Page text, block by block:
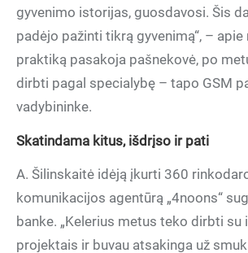
gyvenimo istorijas, guosdavosi. Šis
padėjo pažinti tikrą gyvenimą“, –
praktiką pasakoja pašnekovė, po
dirbti pagal specialybę – tapo GSM
vadybininke.
Skatindama kitus, išdrįso ir pati
A. Šilinskaitė idėją įkurti 360
komunikacijos agentūrą „4noons“
banke. „Kelerius metus teko dirbti su
projektais ir buvau atsakinga už